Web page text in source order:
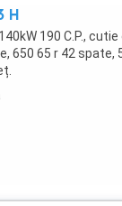
H
190 C.P.,
650 65 r 42 spate,